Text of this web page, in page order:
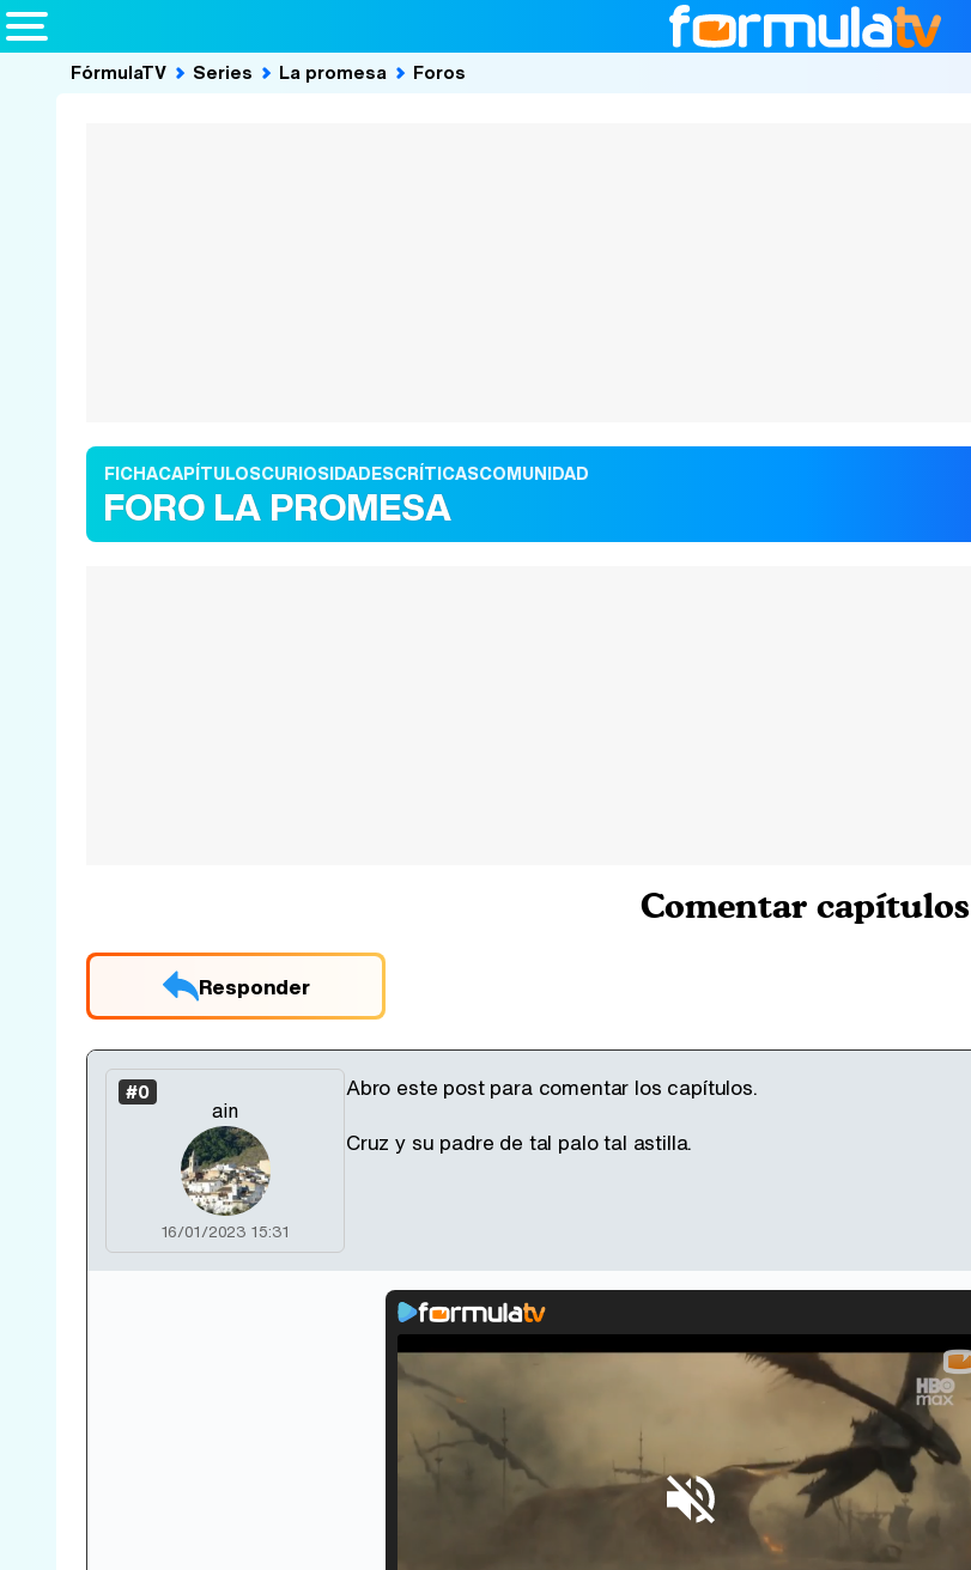
FórmulaTV Series La promesa Foros
FICHACAPÍTULOSCURIOSIDADESCRÍTICASCOMUNIDAD
FORO LA PROMESA
Comentar capítulos
Responder
#0
ain
16/01/2023 15:31
Abro este post para comentar los capítulos.
Cruz y su padre de tal palo tal astilla.